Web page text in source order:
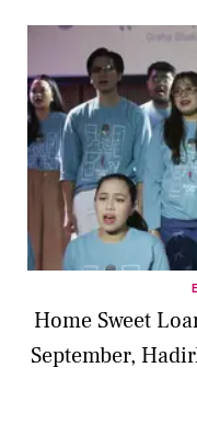
Home Sweet
September,